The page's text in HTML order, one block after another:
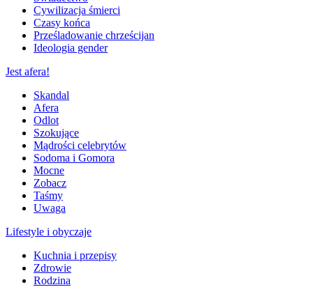
Cywilizacja śmierci
Czasy końca
Prześladowanie chrześcijan
Ideologia gender
Jest afera!
Skandal
Afera
Odlot
Szokujące
Mądrości celebrytów
Sodoma i Gomora
Mocne
Zobacz
Taśmy
Uwaga
Lifestyle i obyczaje
Kuchnia i przepisy
Zdrowie
Rodzina